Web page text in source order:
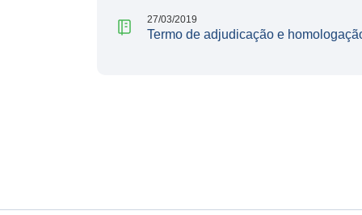
27/03/2019
Termo de adjudicação e